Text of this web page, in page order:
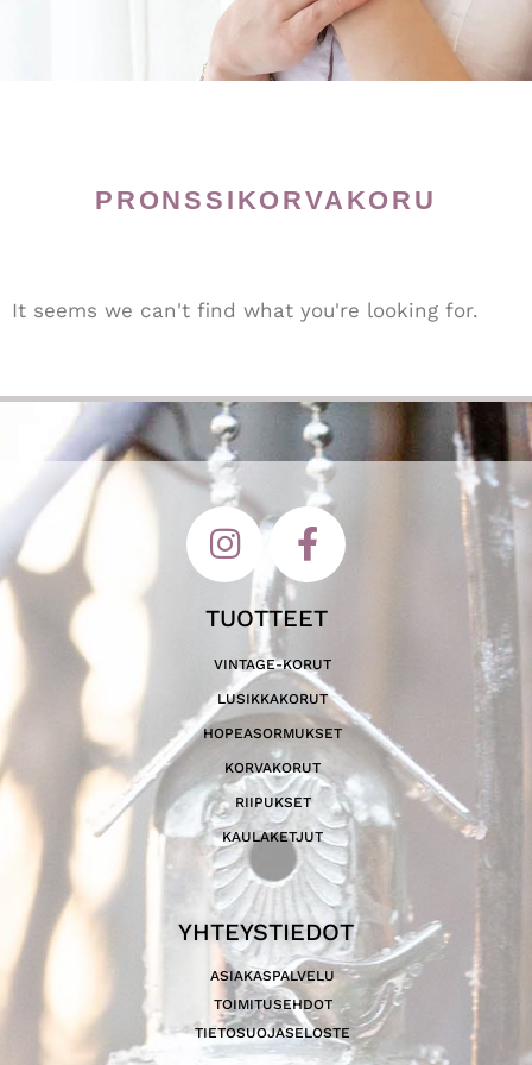
PRONSSIKORVAKORU
It seems we can't find what you're looking for.
TUOTTEET
VINTAGE-KORUT
LUSIKKAKORUT
HOPEASORMUKSET
KORVAKORUT
RIIPUKSET
KAULAKETJUT
YHTEYSTIEDOT
ASIAKASPALVELU
TOIMITUSEHDOT
TIETOSUOJASELOSTE